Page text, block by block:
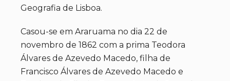
Geografia de Lisboa.
Casou-se em Araruama no dia 22 de
novembro de 1862 com a prima Teodora
Álvares de Azevedo Macedo, filha de
Francisco Álvares de Azevedo Macedo e